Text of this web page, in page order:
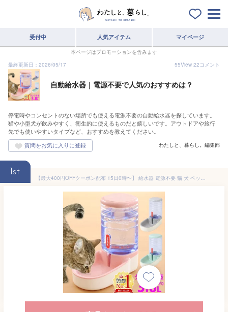
受付中 人気アイテム マイページ
本ページはプロモーションを含みます
最終更新日：2026/05/17
55View 22コメント
自動給水器｜電源不要で人気のおすすめは？
停電時やコンセントのない場所でも使える電源不要の自動給水器を探しています。
猫や小型犬が飲みやすく、衛生的に使えるものだと嬉しいです。アウトドアや旅行
先でも使いやすいタイプなど、おすすめを教えてください。
わたしと、暮らし。編集部
1st
【最大400円OFFクーポン配布 15日0時〜】 給水器 電源不要 猫 犬 ペット 自動給水器 水飲み器 自動 コードレス 3.8L オートフィーダ オートフィーダー トレー付き 大容量 ペット用品 全3色